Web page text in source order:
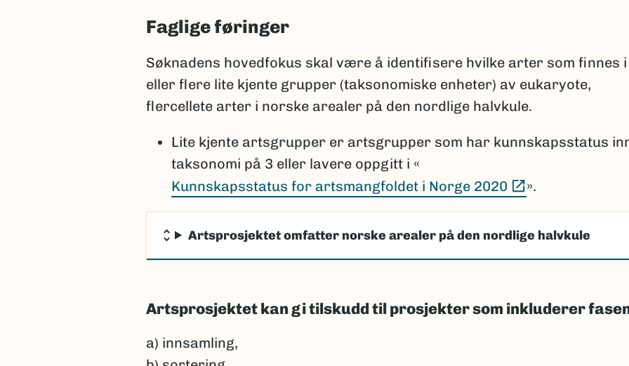
Faglige føringer
Søknadens hovedfokus skal være å identifisere hvilke arter som finnes i
eller flere lite kjente grupper (taksonomiske enheter) av eukaryote,
flercellete arter i norske arealer på den nordlige halvkule.
Lite kjente artsgrupper er artsgrupper som har kunnskapsstatus
taksonomi på 3 eller lavere oppgitt i «
Kunnskapsstatus for artsmangfoldet i Norge 2020
(Ekstern lenke)
».
Artsprosjektet omfatter norske arealer på den nordlige halvkule
Artsprosjektet kan gi tilskudd til prosjekter som inkluderer
a) innsamling,